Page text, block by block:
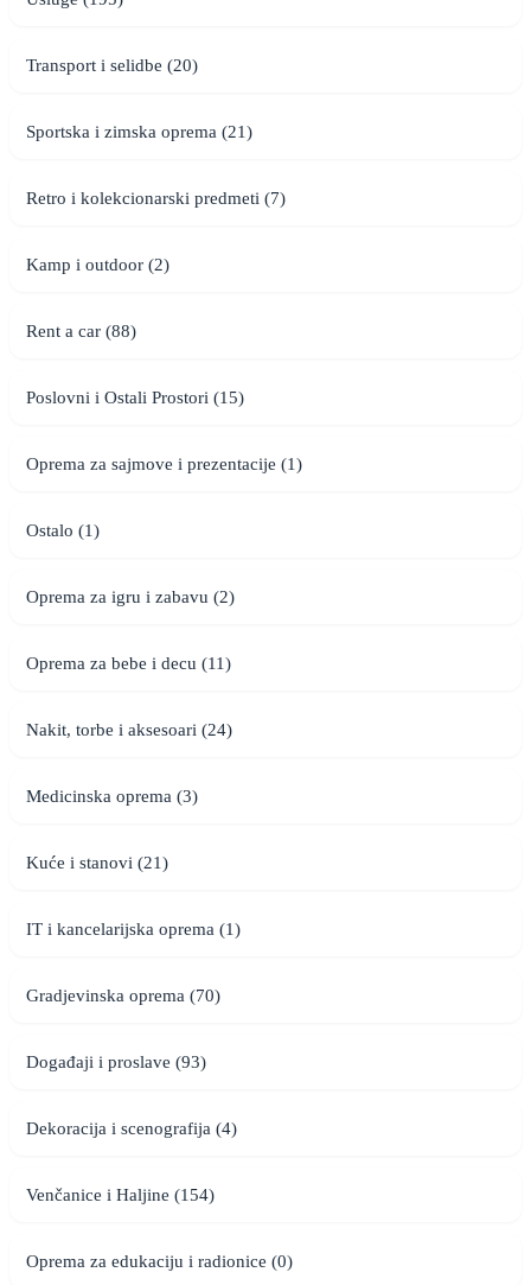
Transport i selidbe (20)
Sportska i zimska oprema (21)
Retro i kolekcionarski predmeti (7)
Kamp i outdoor (2)
Rent a car (88)
Poslovni i Ostali Prostori (15)
Oprema za sajmove i prezentacije (1)
Ostalo (1)
Oprema za igru i zabavu (2)
Oprema za bebe i decu (11)
Nakit, torbe i aksesoari (24)
Medicinska oprema (3)
Kuće i stanovi (21)
IT i kancelarijska oprema (1)
Gradjevinska oprema (70)
Događaji i proslave (93)
Dekoracija i scenografija (4)
Venčanice i Haljine (154)
Oprema za edukaciju i radionice (0)